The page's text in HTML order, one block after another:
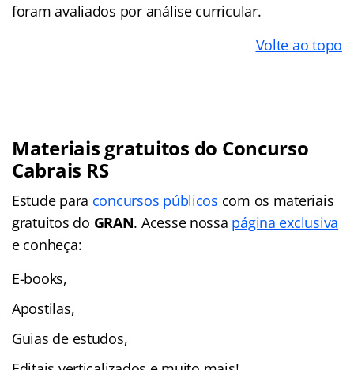
foram avaliados por análise curricular.
Volte ao topo
Materiais gratuitos do Concurso
Cabrais RS
Estude para concursos públicos com os materiais
gratuitos do GRAN. Acesse nossa página exclusiva
e conheça:
E-books,
Apostilas,
Guias de estudos,